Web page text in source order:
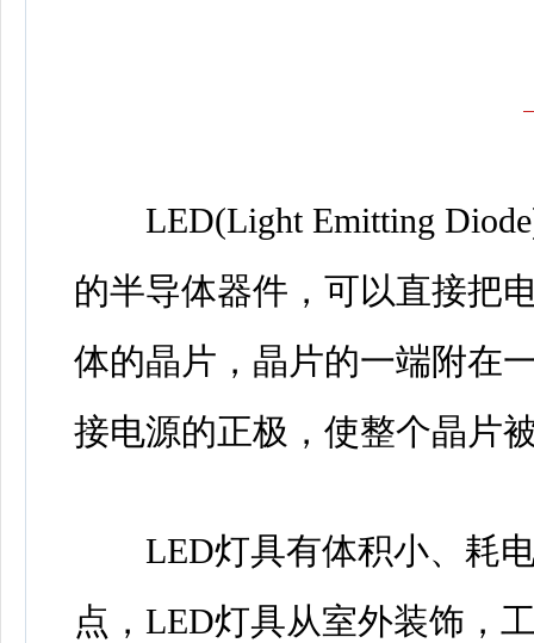
LED(Light Emitting
的半导体器件，可以直接把
体的晶片，晶片的一端附在
接电源的正极，使整个晶片
LED灯具有体积小、耗电
点，LED灯具从室外装饰，